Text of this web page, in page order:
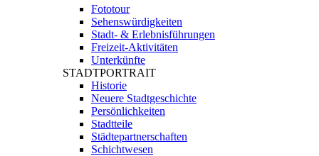
Fototour
Sehenswürdigkeiten
Stadt- & Erlebnisführungen
Freizeit-Aktivitäten
Unterkünfte
STADTPORTRAIT
Historie
Neuere Stadtgeschichte
Persönlichkeiten
Stadtteile
Städtepartnerschaften
Schichtwesen